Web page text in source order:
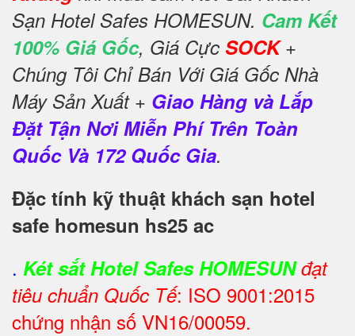
Sạn Hotel Safes HOMESUN. Cam Kết
100% Giá Gốc, Giá Cực SOCK+
Chúng Tôi Chỉ Bán Với Giá Gốc Nhà
Máy Sản Xuất + Giao Hàng và Lắp
Đặt Tận Nơi Miễn Phí Trên Toàn
Quốc Và 172 Quốc Gia.
Đặc tính kỹ thuật khách sạn hotel
safe homesun hs25 ac
. Két sắt Hotel Safes HOMESUNđạt
tiêu chuẩn Quốc Tế: ISO 9001:2015
chứng nhận số VN16/00059.